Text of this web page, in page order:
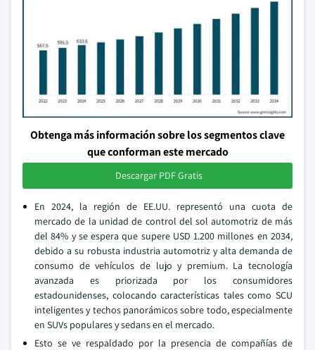
Obtenga más información sobre los segmentos clave
que conforman este mercado
Descargar PDF Gratis
En 2024, la región de EE.UU. representó una cuota de
mercado de la unidad de control del sol automotriz de más
del 84% y se espera que supere USD 1.200 millones en 2034,
debido a su robusta industria automotriz y alta demanda de
consumo de vehículos de lujo y premium. La tecnología
avanzada es priorizada por los consumidores
estadounidenses, colocando características tales como SCU
inteligentes y techos panorámicos sobre todo, especialmente
en SUVs populares y sedans en el mercado.
Esto se ve respaldado por la presencia de compañías de